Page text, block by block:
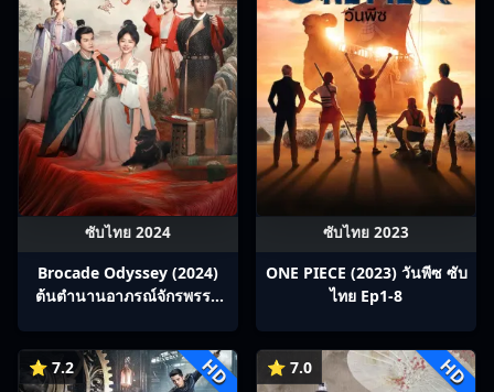
ซับไทย 2024
Brocade Odyssey (2024)
ต้นตํานานอาภรณ์จักรพรรดิ
ซับไทย 2023
ONE PIECE (2023) วันพีซ ซับ
ไทย Ep1-8
⭐ 7.2 HD ⭐ 7.0 HD